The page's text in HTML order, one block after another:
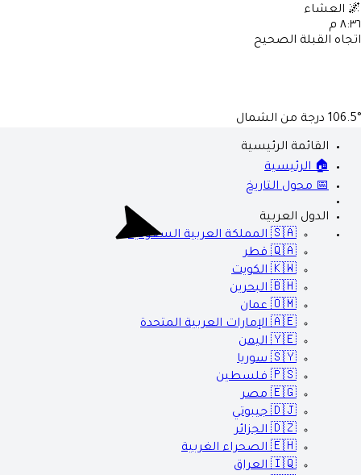
🌌 العشاء
٨:٣٦ م
اتجاه القبلة الصحيح
106.5° درجة من الشمال
القائمة الرئيسية
🏠 الرئيسية
📅 محول التاريخ
الدول العربية
🇸🇦 المملكة العربية السعودية
🇶🇦 قطر
🇰🇼 الكويت
🇧🇭 البحرين
🇴🇲 عمان
🇦🇪 الإمارات العربية المتحدة
🇾🇪 اليمن
🇸🇾 سوريا
🇵🇸 فلسطين
🇪🇬 مصر
🇩🇯 جيبوتي
🇩🇿 الجزائر
🇪🇭 الصحراء الغربية
🇮🇶 العراق